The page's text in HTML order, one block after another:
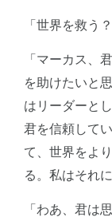
「世界を救う
「マーカス、
を助けたいと
はリーダーと
君を信頼して
て、世界をよ
る。私はそれ
「わあ、君は